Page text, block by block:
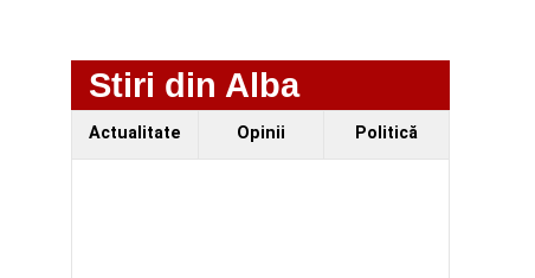
Stiri din Alba
Actualitate Opinii Politică